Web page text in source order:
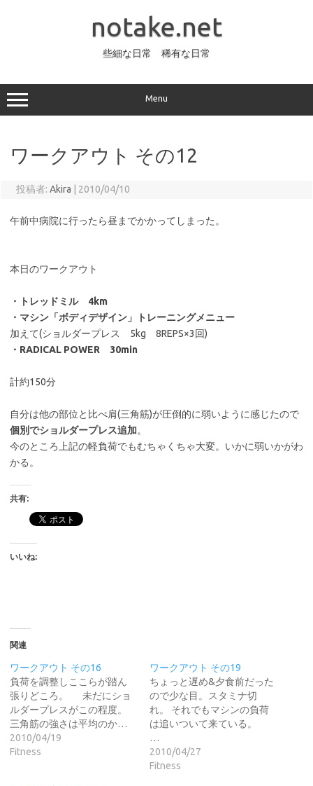
ッ
プ
notake.net
些細な日常 稀有な日常
Menu
ワークアウト その12
投稿者: Akira 2010/04/10
午前中病院に行ったら昼までかかってしまった。
本日のワークアウト
・トレッドミル 4km
・マシン「ボディデザイン」トレーニングメニュー
加えて(ショルダープレス 5kg 8REPS×3回)
・RADICAL POWER 30min
計約150分
自分は他の部位と比べ肩(三角筋)が圧倒的に弱いように感じたので
個別でショルダープレス追加。
今のところ上記の軽負荷でもむちゃくちゃ大変。いかに弱いかがわ
かる。
共有:
いいね:
関連
ワークアウト その16
負荷を調整しここらが踏ん
張りどころ。 未だにショ
ルダープレスがこの程度。
三角筋の強さは平均のか…
2010/04/19
Fitness
ワークアウト その19
ちょっと遅め&夕食前だった
ので少な目。スタミナ切
れ。 それでもマシンの負荷
は追いついて来ている。
…
2010/04/27
Fitness